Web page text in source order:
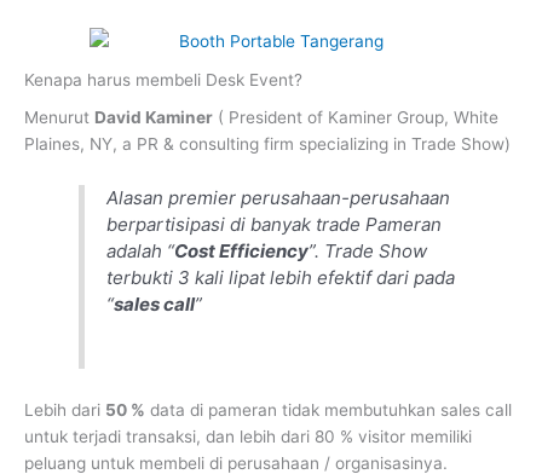
Kenapa harus membeli Desk Event?
Menurut David Kaminer ( President of Kaminer Group, White
Plaines, NY, a PR & consulting firm specializing in Trade Show)
Alasan premier perusahaan-perusahaan
berpartisipasi di banyak trade Pameran
adalah “Cost Efficiency”. Trade Show
terbukti 3 kali lipat lebih efektif dari pada
“sales call”
Lebih dari 50 % data di pameran tidak membutuhkan sales call
untuk terjadi transaksi, dan lebih dari 80 % visitor memiliki
peluang untuk membeli di perusahaan / organisasinya.